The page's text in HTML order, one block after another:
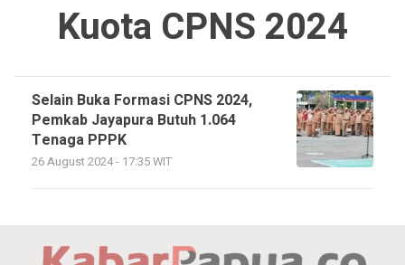
Kuota CPNS 2024
Selain Buka Formasi CPNS 2024,
Pemkab Jayapura Butuh 1.064
Tenaga PPPK
26 August 2024 - 17:35 WIT